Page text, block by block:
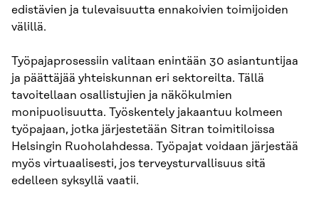
edistävien ja tulevaisuutta ennakoivien toimijoiden
välillä.
Työpajaprosessiin valitaan enintään 30 asiantuntijaa
ja päättäjää yhteiskunnan eri sektoreilta. Tällä
tavoitellaan osallistujien ja näkökulmien
monipuolisuutta. Työskentely jakaantuu kolmeen
työpajaan, jotka järjestetään Sitran toimitiloissa
Helsingin Ruoholahdessa. Työpajat voidaan järjestää
myös virtuaalisesti, jos terveysturvallisuus sitä
edelleen syksyllä vaatii.